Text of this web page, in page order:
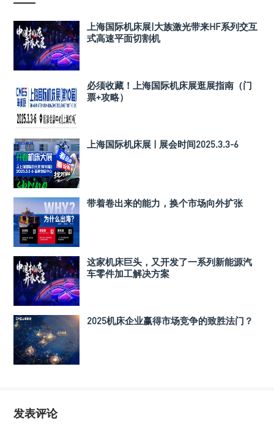
上海国际机床展|大族激光带来HF系列交互
式高速平面切割机
必须收藏！上海国际机床展逛展指南（门
票+攻略）
上海国际机床展 | 展会时间2025.3.3-6
带着卷出来的能力，换个市场向外扩张
这家机床巨头，又开发了一系列新能源汽
车零件加工解决方案
2025机床企业赢得市场竞争的致胜法门？
发表评论